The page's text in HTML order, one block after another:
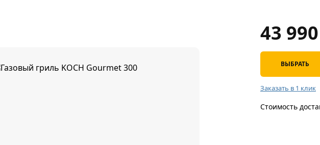
43 990
ВЫБРАТЬ
Заказать в 1 клик
Стоимость